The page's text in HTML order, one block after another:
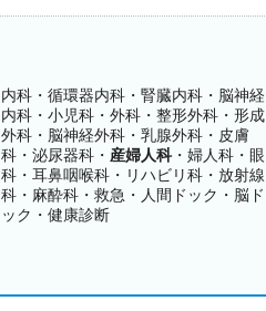
内科・循環器内科・腎臓内科・脳神経
内科・小児科・外科・整形外科・形成
外科・脳神経外科・乳腺外科・皮膚
科・泌尿器科・ 産婦人科・婦人科・眼
科・耳鼻咽喉科・リハビリ科・放射線
科・麻酔科・救急・人間ドック・脳ド
ック・健康診断